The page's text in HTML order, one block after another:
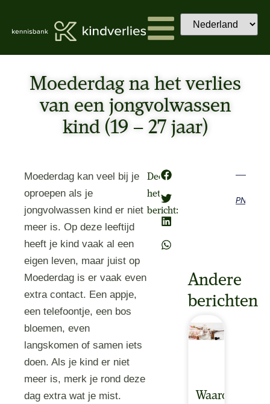
Moederdag na het verlies
van een jongvolwassen
kind (19 – 27 jaar)
Moederdag kan veel bij je
oproepen als je
jongvolwassen kind er niet
meer is. Op deze leeftijd
heeft je kind vaak al een
eigen leven, maar juist op
Moederdag is er vaak even
extra contact. Een appje,
een telefoontje, een bos
bloemen, even
langskomen of samen iets
doen. Als je kind er niet
meer is, merk je rond deze
dag extra wat je mist.
Deel
het
bericht:
Andere
berichten
Waarom
Previous